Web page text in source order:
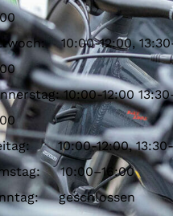
10:00-12:00,
10:00-12:00
10:00-12:00, 13:30-
10:00–16:00
geschlossen